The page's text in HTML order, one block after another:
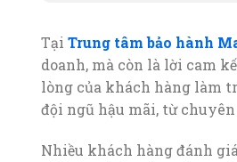
Tại Trung tâm bảo hành
doanh, mà còn là lời cam
lòng của khách hàng làm
đội ngũ hậu mãi, từ
Nhiều khách hàng đánh